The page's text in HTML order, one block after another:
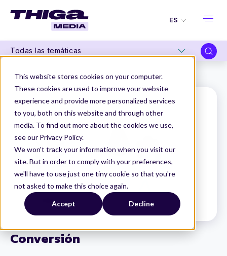
This website stores cookies on your computer.
These cookies are used to improve your website
experience and provide more personalized services
to you, both on this website and through other
media. To find out more about the cookies we use,
see our Privacy Policy.
We won't track your information when you visit our
site. But in order to comply with your preferences,
we'll have to use just one tiny cookie so that you're
not asked to make this choice again.
Accept Decline
ES
Todas las temáticas
Conversión
Thiga Media Glosario de Producto Conversión